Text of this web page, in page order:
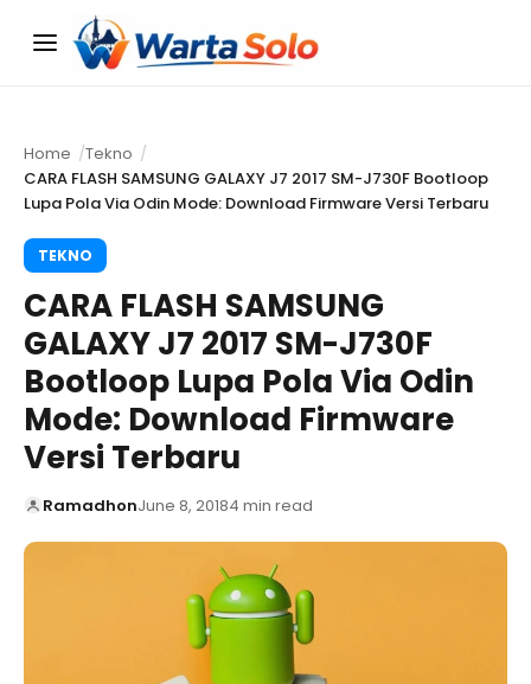
Menu
Home
Tekno
CARA FLASH SAMSUNG GALAXY J7 2017 SM-J730F Bootloop
Lupa Pola Via Odin Mode: Download Firmware Versi Terbaru
TEKNO
CARA FLASH SAMSUNG
GALAXY J7 2017 SM-J730F
Bootloop Lupa Pola Via Odin
Mode: Download Firmware
Versi Terbaru
RamadhonJune 8, 20184 min read